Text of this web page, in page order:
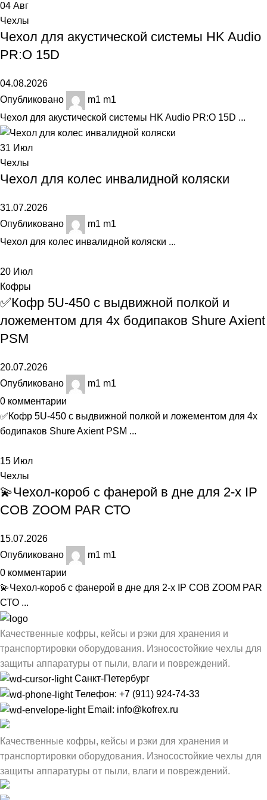
04 Авг
Чехлы
Чехол для акустической системы HK Audio
PR:O 15D
04.08.2026
Опубликовано
m1 m1
Чехол для акустической системы HK Audio PR:O 15D ...
31 Июл
Чехлы
Чехол для колес инвалидной коляски
31.07.2026
Опубликовано
m1 m1
Чехол для колес инвалидной коляски ...
20 Июл
Кофры
✅Кофр 5U-450 с выдвижной полкой и
ложементом для 4х бодипаков Shure Axient
PSM
20.07.2026
Опубликовано
m1 m1
0 комментарии
✅Кофр 5U-450 с выдвижной полкой и ложементом для 4х
бодипаков Shure Axient PSM ...
15 Июл
Чехлы
💫Чехол-короб с фанерой в дне для 2-х IP
СОВ ZOOM PAR СТО
15.07.2026
Опубликовано
m1 m1
0 комментарии
💫Чехол-короб с фанерой в дне для 2-х IP СОВ ZOOM PAR
СТО ...
Качественные кофры, кейсы и рэки для хранения и
транспортировки оборудования. Износостойкие чехлы для
защиты аппаратуры от пыли, влаги и повреждений.
Санкт-Петербург
Телефон: +7 (911) 924-74-33
Email: info@kofrex.ru
Качественные кофры, кейсы и рэки для хранения и
транспортировки оборудования. Износостойкие чехлы для
защиты аппаратуры от пыли, влаги и повреждений.